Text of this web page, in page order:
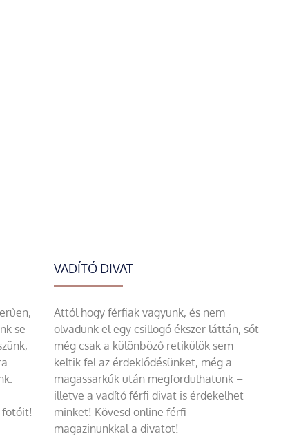
se
fotóit!
VADÍTÓ DIVAT
Attól hogy férfiak vagyunk, és nem
olvadunk el egy csillogó ékszer láttán, sőt
még csak a különböző retikülök sem
keltik fel az érdeklődésünket, még a
magassarkúk után megfordulhatunk –
illetve a vadító férfi divat is érdekelhet
minket! Kövesd online férfi
magazinunkkal a divatot!